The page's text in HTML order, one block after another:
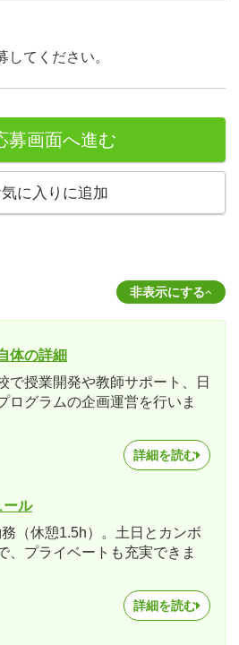
してください。
募画面へ進む
に入りに追加
非表示にする
体の詳細
で授業開発や教師サポート、日
ログラムの企画運営を行いま
詳細を読む
ール
（休憩1.5h）。土日とカンボ
、プライベートも充実できま
詳細を読む